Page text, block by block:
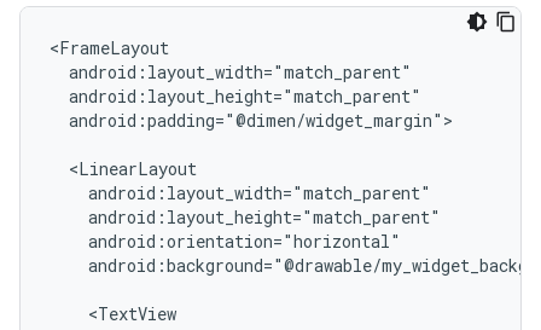
android:padding="@dimen/widget_margin">
android:background="@drawable/